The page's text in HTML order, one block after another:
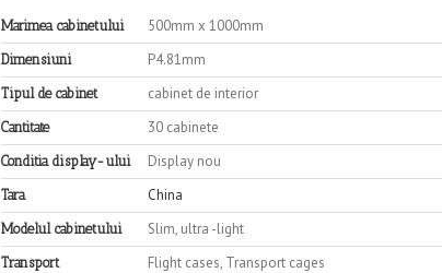
Marimea cabinetului 500mm x 1000mm
Dimensiuni P4.81mm
Tipul de cabinet cabinet de interior
Cantitate 30 cabinete
Conditia display-ului Display nou
Tara China
Modelul cabinetului Slim, ultra -light
Transport Flight cases, Transport cages